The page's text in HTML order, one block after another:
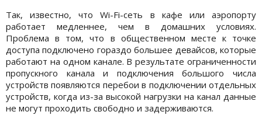
Так, известно, что Wi-Fi-сеть в кафе или аэропорту
работает медленнее, чем в домашних условиях.
Проблема в том, что в общественном месте к точке
доступа подключено гораздо большее девайсов, которые
работают на одном канале. В результате ограниченности
пропускного канала и подключения большого числа
устройств появляются перебои в подключении отдельных
устройств, когда из-за высокой нагрузки на канал данные
не могут проходить свободно и задерживаются.